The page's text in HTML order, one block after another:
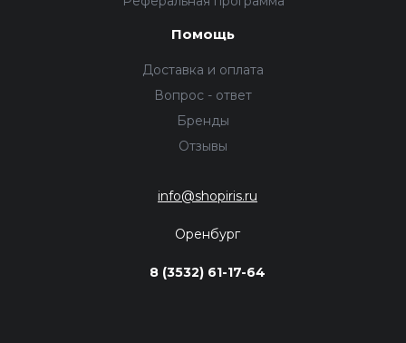
Помощь
Доставка и оплата
Вопрос - ответ
Бренды
Отзывы
info@shopiris.ru
Оренбург
8 (3532) 61-17-64